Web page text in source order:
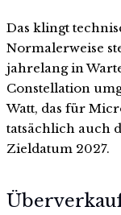
Das klingt
Normalerweise
jahrelang in
Constellation
Watt, das für
tatsächlich auch
Zieldatum 2027.